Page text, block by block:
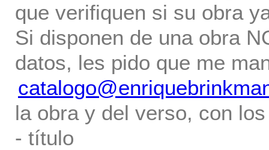
que verifiquen si su obra
Si disponen de una obra
datos, les pido que me
la obra y del verso, con
- título